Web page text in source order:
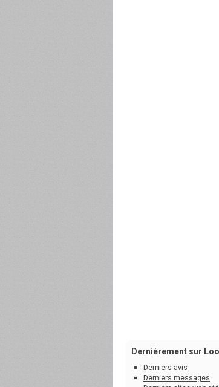
Dernièrement sur
Derniers avis
Derniers messages